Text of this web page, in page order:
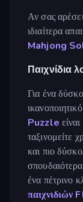
Αν σας
ιδιαίτερα
Mahjong
Παιχνίδια
Για ένα
Puzzle
ταξινομείτε
και πιο
ένα πέτρινο
παιχνιδιών